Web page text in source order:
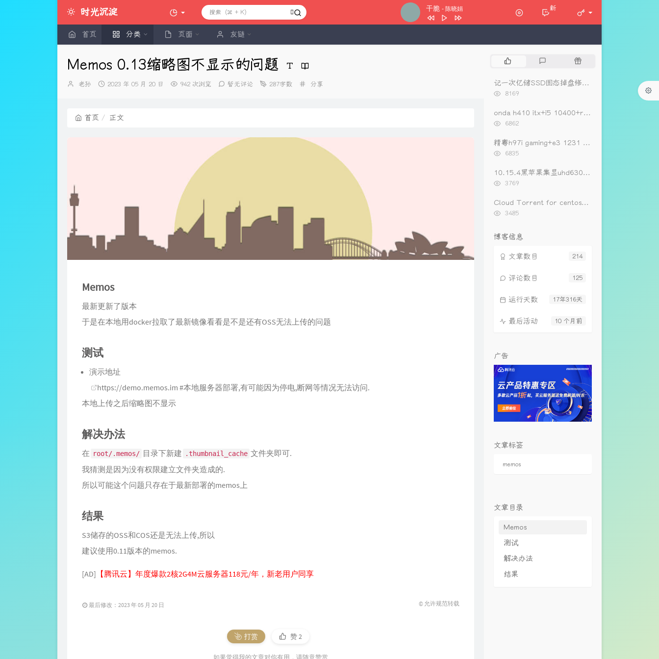
时光沉淀 干脆 - 陈晓娟
陈晓娟 / 林隆璇
朴树
裁缝铺
二手玫瑰
新
首页 分类 页面 友链
Memos 0.13缩略图不显示的问题
博
老孙
发
2023 年 05 月 20 日 942 次浏览 暂无评论 287字数
分
分享
首页 正文
Memos
最新更新了版本
于是在本地用docker拉取了最新镜像看看是不是还有OSS无法上传的问题
测试
演示地址
https://demo.memos.im #本地服务器部署,有可能因为停电,断网等情况无法访问.
本地上传之后缩略图不显示
解决办法
在 root/.memos/ 目录下新建 .thumbnail_cache 文件夹即可.
我猜测是因为没有权限建立文件夹造成的.
所以可能这个问题只存在于最新部署的memos上
结果
S3储存的OSS和COS还是无法上传,所以
建议使用0.11版本的memos.
[AD] 【腾讯云】年度爆款2核2G4M云服务器118元/年，新老用户同享
最后修改：2023 年 05 月 20 日 © 允许规范转载
打赏 赞2
如果觉得我的文章对你有用，请随意赞赏
文
章
评
随
文记一次亿储SSD固态掉盘修复（重新开卡）
浏
次
8169
onda h410 itx+i5 10400+rx560黑苹果oc0.6.3引导
浏
次
数:
6862
精粤h97i gaming+e3 1231 v3+rx560黑苹果引导
浏
次
6835
10.15.4黑苹果集显uhd630睡眠唤不醒开机进入图形界面黑屏的解决办法
浏
3769
Cloud Torrent for centos一键安装
浏
数:
3485
博客信息
214
文章数目
125
评论数目
17年316天
运行天数
10 个月前
最后活动
广告
文章标签
memos
文章目录
Memos
测试
解决办法
结果